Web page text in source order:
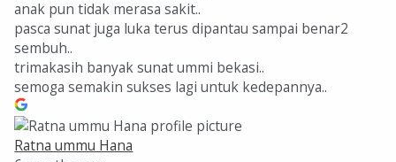
anak pun tidak merasa sakit..
pasca sunat juga luka terus dipantau sampai benar2
sembuh..
trimakasih banyak sunat ummi bekasi..
semoga semakin sukses lagi untuk kedepannya..
Ratna ummu Hana